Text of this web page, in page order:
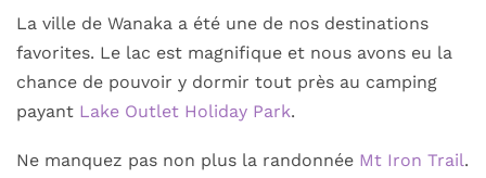
La ville de Wanaka a été une de nos destinations
favorites. Le lac est magnifique et nous avons eu la
chance de pouvoir y dormir tout près au camping
payant Lake Outlet Holiday Park.
Ne manquez pas non plus la randonnée Mt Iron Trail.